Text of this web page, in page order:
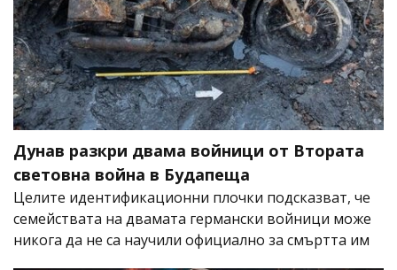
Дунав разкри двама войници от Втората
световна война в Будапеща
Целите идентификационни плочки подсказват, че
семействата на двамата германски войници може
никога да не са научили официално за смъртта им